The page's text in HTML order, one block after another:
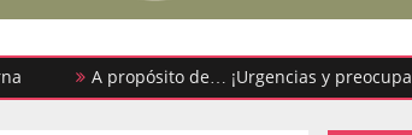
A propósito de… ¡Urgencias y preocupaciones!